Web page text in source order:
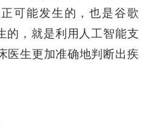
可能发生的，也是谷歌
的，就是利用人工智能支
医生更加准确地判断出疾